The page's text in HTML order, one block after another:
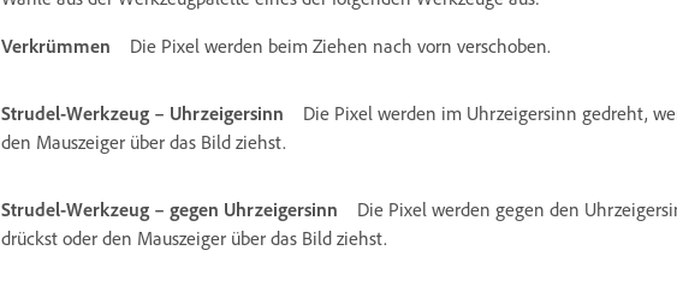
Verkrümmen
Die Pixel werden beim Ziehen nach vorn verschoben.
Strudel-Werkzeug – Uhrzeigersinn
Die Pixel werden im Uhrzeigersinn gedreht,
den Mauszeiger über das Bild ziehst.
Strudel-Werkzeug – gegen Uhrzeigersinn
Die Pixel werden gegen den
drückst oder den Mauszeiger über das Bild ziehst.